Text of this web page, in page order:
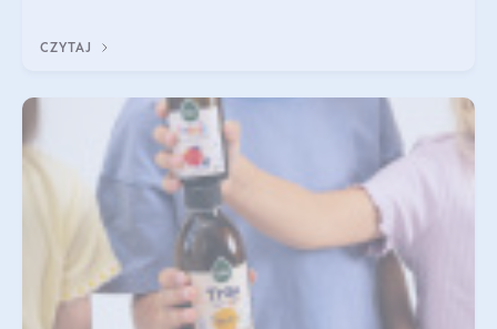
bardziej biodostępny
CZYTAJ